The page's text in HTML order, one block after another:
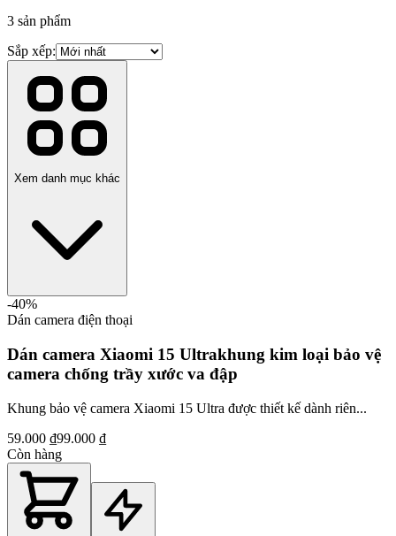
3 sản phẩm
Sắp xếp:
Xem danh mục khác
-40%
Dán camera điện thoại
Dán camera Xiaomi 15 Ultrakhung kim loại bảo vệ
camera chống trầy xước va đập
Khung bảo vệ camera Xiaomi 15 Ultra được thiết kế dành riên...
59.000 ₫99.000 ₫
Còn hàng